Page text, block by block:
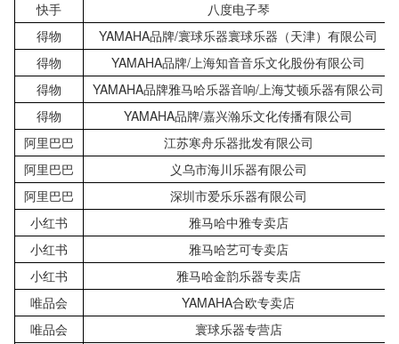
快手
八度电子琴
得物
YAMAHA品牌/寰球乐器寰球乐器（天津）有限公司
得物
YAMAHA品牌/上海知音音乐文化股份有限公司
得物
YAMAHA品牌雅马哈乐器音响/上海艾顿乐器有限公司
得物
YAMAHA品牌/嘉兴瀚乐文化传播有限公司
阿里巴巴
江苏寒舟乐器批发有限公司
阿里巴巴
义乌市海川乐器有限公司
阿里巴巴
深圳市爱乐乐器有限公司
小红书
雅马哈中雅专卖店
小红书
雅马哈艺可专卖店
小红书
雅马哈金韵乐器专卖店
唯品会
YAMAHA合欧专卖店
唯品会
寰球乐器专营店